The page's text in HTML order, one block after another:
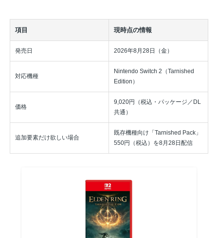
項目 現時点の情報
発売日 2026年8月28日（金）
対応機種
Nintendo Switch 2（Tarnished
Edition）
価格
9,020円（税込・パッケージ／DL
共通）
追加要素だけ欲しい場合
既存機種向け「Tarnished Pack」
550円（税込）を8月28日配信